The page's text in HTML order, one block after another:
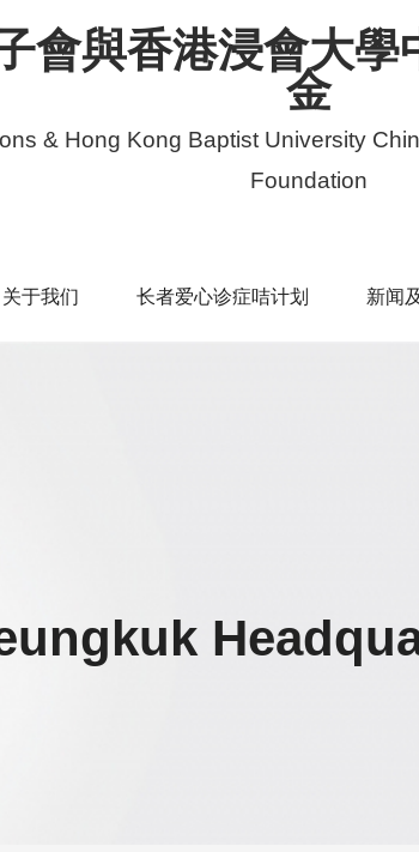
會與香港浸會大學
金
& Hong Kong Baptist University
Foundation
关于我们 长者爱心诊症咭计划 新闻